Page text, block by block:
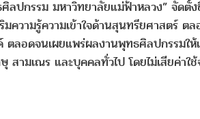
ปกรรม มหาวิทยาลัยแม่ฟ้าหลวง” จัดตั้
ความรู้ความเข้าใจด้านสุนทรียศาสตร์
ตลอดจนเผยแพร่ผลงานพุทธศิลปกรรมใ
สามเณร และบุคคลทั่วไป โดยไม่เสียค่